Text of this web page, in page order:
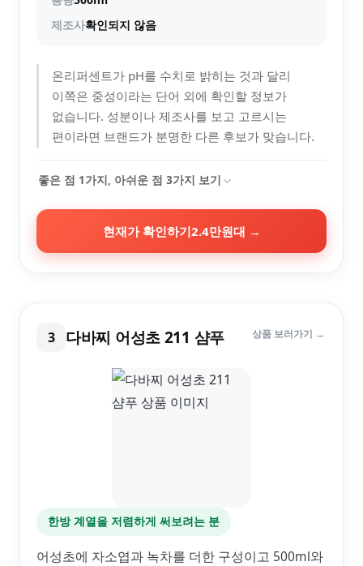
제조사확인되지 않음
온리퍼센트가 pH를 수치로 밝히는 것과 달리
이쪽은 중성이라는 단어 외에 확인할 정보가
없습니다. 성분이나 제조사를 보고 고르시는
편이라면 브랜드가 분명한 다른 후보가 맞습니다.
좋은 점 1가지, 아쉬운 점 3가지 보기
현재가 확인하기2.4만원대 →
3 다바찌 어성초 211 샴푸 상품 보러가기 →
한방 계열을 저렴하게 써보려는 분
어성초에 자소엽과 녹차를 더한 구성이고 500ml와